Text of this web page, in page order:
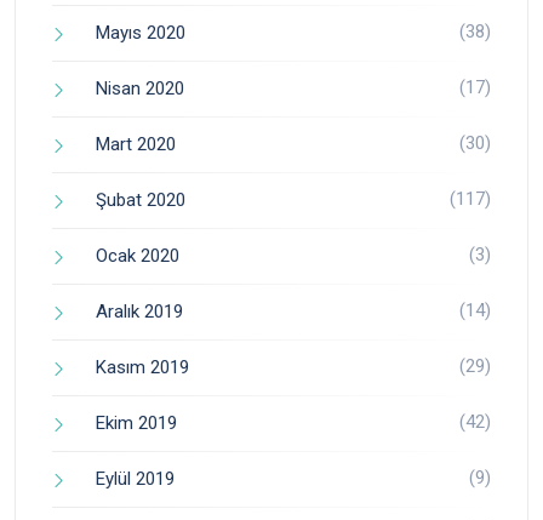
Mayıs 2020 (38)
Nisan 2020 (17)
Mart 2020 (30)
Şubat 2020 (117)
Ocak 2020 (3)
Aralık 2019 (14)
Kasım 2019 (29)
Ekim 2019 (42)
Eylül 2019 (9)